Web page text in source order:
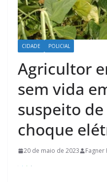
CIDADE POLICIAL
Agricultor
sem vida
suspeito
choque
20 de maio de 2023 Fagner